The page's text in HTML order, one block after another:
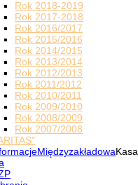
Rok 2018-2019
Rok 2017-2018
Rok 2016/2017
Rok 2015/2016
Rok 2014/2015
Rok 2013/2014
Rok 2012/2013
Rok 2011/2012
Rok 2010/2011
Rok 2009/2010
Rok 2008/2009
Rok 2007/2008
Międzyzakładowa